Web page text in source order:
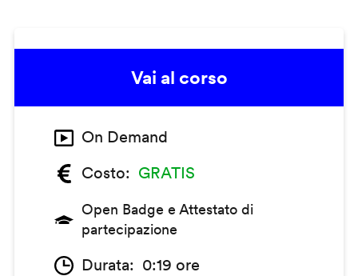
Vai al corso
On Demand
Costo
GRATIS
Open Badge e Attestato di
partecipazione
Durata 0:19 ore